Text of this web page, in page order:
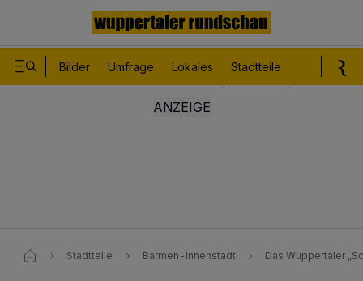
Bilder Umfrage Lokales Stadtteile
Stadtteile Barmen-Innenstadt Das Wuppertaler